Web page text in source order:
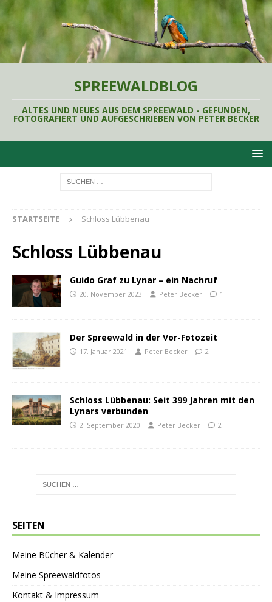
SPREEWALDBLOG
ALTES UND NEUES AUS DEM SPREEWALD - GEFUNDEN,
FOTOGRAFIERT UND AUFGESCHRIEBEN VON PETER BECKER
STARTSEITE Schloss Lübbenau
Schloss Lübbenau
Guido Graf zu Lynar – ein Nachruf
20. November 2023 Peter Becker 1
Der Spreewald in der Vor-Fotozeit
17. Januar 2021 Peter Becker 2
Schloss Lübbenau: Seit 399 Jahren mit den
Lynars verbunden
2. September 2020 Peter Becker 2
SEITEN
Meine Bücher & Kalender
Meine Spreewaldfotos
Kontakt & Impressum